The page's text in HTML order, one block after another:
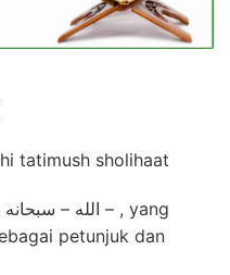
tatimush sholihaat
petunjuk dan